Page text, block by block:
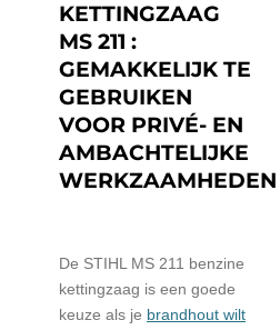
KETTINGZAAG
MS 211 :
GEMAKKELIJK TE
GEBRUIKEN
VOOR PRIVÉ- EN
AMBACHTELIJKE
WERKZAAMHEDEN
De STIHL MS 211 benzine
kettingzaag is een goede
keuze als je brandhout wilt